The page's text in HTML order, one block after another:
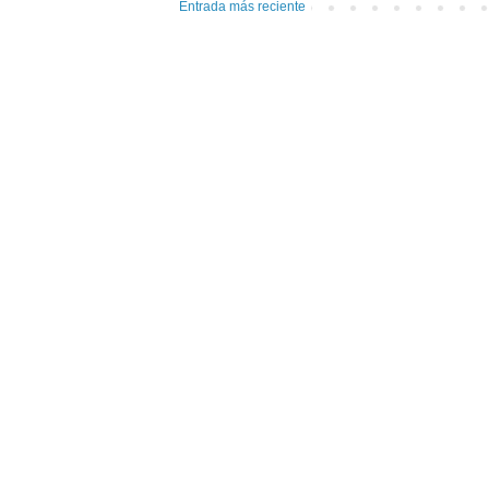
Entrada más reciente